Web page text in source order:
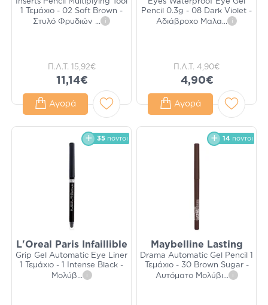
1 Τεμάχιο - 02 Soft Brown -
Στυλό Φρυδιών ... i
Π.Λ.Τ. 15,92€
11,14€
Αγορά
Pencil 0.3g - 08 Dark Violet -
Αδιάβροχο Μαλα... i
Π.Λ.Τ. 4,90€
4,90€
Αγορά
35 πόντοι
L'Oreal Paris Infaillible
Grip Gel Automatic Eye Liner
1 Τεμάχιο - 1 Intense Black -
Μολύβ... i
14 πόντοι
Maybelline Lasting
Drama Automatic Gel Pencil 1
Τεμάχιο - 30 Brown Sugar -
Αυτόματο Μολύβι... i